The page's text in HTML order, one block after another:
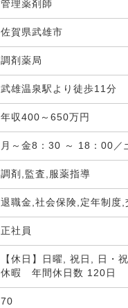
管理薬剤師
佐賀県武雄市
調剤薬局
武雄温泉駅より徒歩11分
年収400～650万円
月～金8：30 ～ 18：00
調剤,監査,服薬指導
退職金,社会保険,定年制度
正社員
【休日】日曜, 祝日, 日・
休暇 年間休日数 120日
70